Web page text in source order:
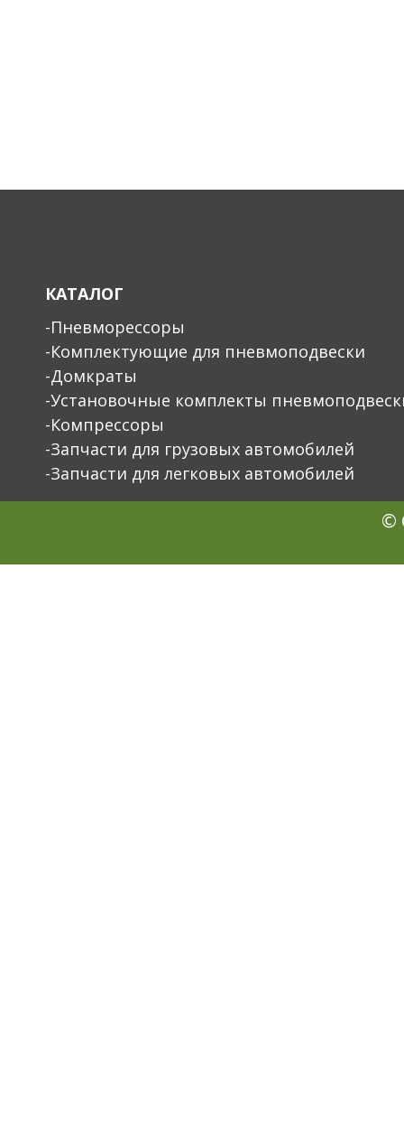
КАТАЛОГ
-Пневморессоры
-Комплектующие для пневмоподвески
-Домкраты
-Установочные комплекты
-Компрессоры
-Запчасти для грузовых автомобилей
-Запчасти для легковых автомобилей
©